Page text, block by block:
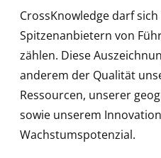
CrossKnowledge darf
Spitzenanbietern von
zählen. Diese
anderem der Qualität
Ressourcen, unserer
sowie unserem
Wachstumspotenzial.